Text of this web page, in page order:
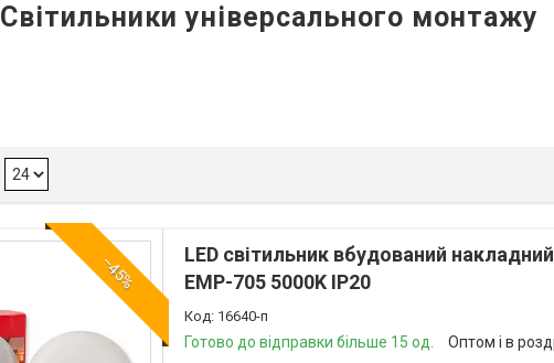
Світильники універсального монтажу
–45%
LED світильник вбудований
EMP-705 5000K ІР20
16640-п
Готово до відправки більше 15 од. Оптом і в